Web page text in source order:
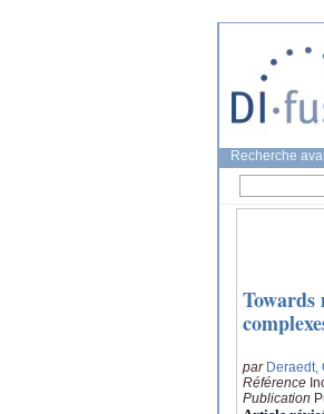
Recherche
Towards
par Deraedt,
Référence
Publication